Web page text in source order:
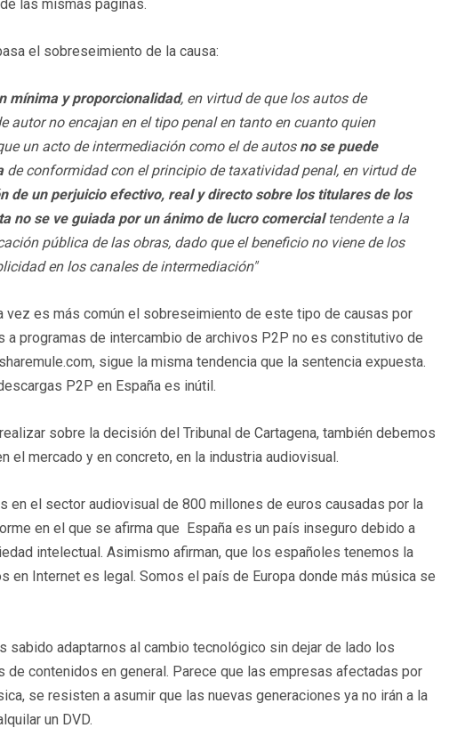
las mismas páginas.
el sobreseimiento de la causa:
mínima y proporcionalidad, en virtud de que los autos de
autor no encajan en el tipo penal en tanto en cuanto quien
un acto de intermediación como el de autos no se puede
de conformidad con el principio de taxatividad penal, en virtud de
de un perjuicio efectivo, real y directo sobre los titulares de los
no se ve guiada por un ánimo de lucro comercial tendente a la
pública de las obras, dado que el beneficio no viene de los
en los canales de intermediación"
vez es más común el sobreseimiento de este tipo de causas por
a programas de intercambio de archivos P2P no es constitutivo de
sigue la misma tendencia que la sentencia expuesta.
P2P en España es inútil.
sobre la decisión del Tribunal de Cartagena, también debemos
mercado y en concreto, en la industria audiovisual.
en el sector audiovisual de 800 millones de euros causadas por la
en el que se afirma que España es un país inseguro debido a
intelectual. Asimismo afirman, que los españoles tenemos la
en Internet es legal. Somos el país de Europa donde más música se
sabido adaptarnos al cambio tecnológico sin dejar de lado los
contenidos en general. Parece que las empresas afectadas por
se resisten a asumir que las nuevas generaciones ya no irán a la
un DVD.